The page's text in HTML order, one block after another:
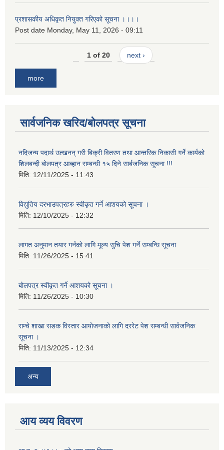
प्रशासकीय अधिकृत नियुक्त गरिएको सूचना ।।।।
Post date Monday, May 11, 2026 - 09:11
1 of 20 next ›
more
सार्वजनिक खरिद/बोलपत्र सूचना
नदिजन्य पदार्थ उत्खनन् गरी बिक्री वितरण तथा आन्तरिक निकासी गर्ने कार्यको
शिलबन्दी बोलपत्र आब्हान सम्बन्धी १५ दिने सार्बजनिक सूचना !!!
मिति: 12/11/2025 - 11:43
विद्युतिय दरभाउपत्रहरु स्वीकृत गर्ने आशयको सूचना ।
मिति: 12/10/2025 - 12:32
लागत अनुमान तयार गर्नकाे लागि मूल्य सुचि पेश गर्ने सम्बन्धि सूचना
मिति: 11/26/2025 - 15:41
बोलपत्र स्वीकृत गर्ने आशयको सूचना ।
मिति: 11/26/2025 - 10:30
राम्चे शाखा सडक विस्तार आयोजनाको लागि दररेट पेश सम्बन्धी सार्वजनिक
सूचना ।
मिति: 11/13/2025 - 12:34
अन्य
आय व्यय विवरण